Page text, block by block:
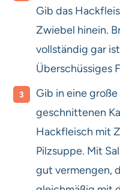
Gib das
Zwiebel hinein.
vollständig gar
Überschüssiges
Gib in eine
geschnittenen
Hackfleisch mit
Pilzsuppe. Mit
gut vermengen,